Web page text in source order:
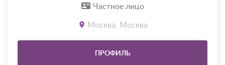
Частное лицо
Москва, Москва
ПРОФИЛЬ